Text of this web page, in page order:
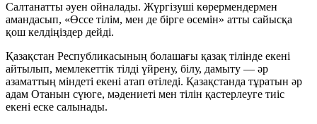
Салтанатты әуен ойналады. Жүргізуші көрермендермен
амандасып, «Өссе тілім, мен де бірге өсемін» атты сайысқа
қош келдіңіздер дейді.
Қазақстан Республикасының болашағы қазақ тілінде екені
айтылып, мемлекеттік тілді үйрену, білу, дамыту — әр
азаматтың міндеті екені атап өтіледі. Қазақстанда тұратын әр
адам Отанын сүюге, мәдениеті мен тілін қастерлеуге тиіс
екені еске салынады.